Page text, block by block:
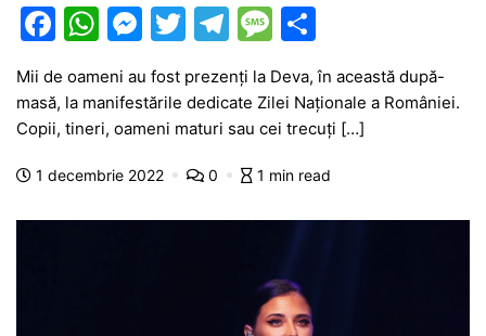
F
c
e
b
o
o
W
at
s
A
p
p
M
s
s
e
g
T
itt
er
T
e
gr
a
m
M
s
s
a
e
ta
je
a
z
ă
Mii de oameni au fost prezenți la Deva, în această după-
masă, la manifestările dedicate Zilei Naționale a României.
Copii, tineri, oameni maturi sau cei trecuți […]
1 decembrie 2022 0 1 min read